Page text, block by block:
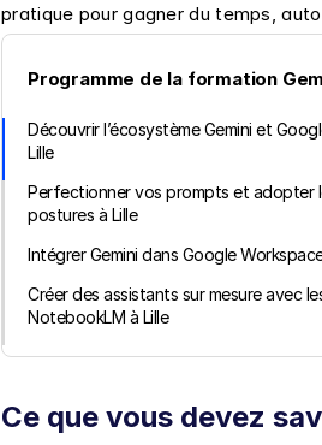
pratique pour gagner du temps,
Programme de la formation
Découvrir l’écosystème Gemini et
Lille
Perfectionner vos prompts et adopter
postures à Lille
Intégrer Gemini dans Google
Créer des assistants sur mesure avec
NotebookLM à Lille
Ce que vous devez